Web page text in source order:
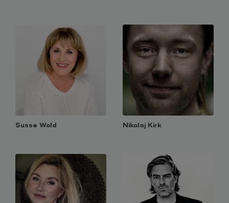
Susse Wold Nikolaj Kirk